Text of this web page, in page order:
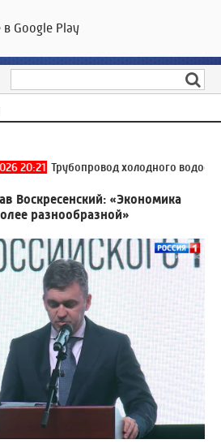
ГТРК «Ивтелерадио»
20:21 Трубопровод холодного
Воскресенский: «Экономика
разнообразной»
Google Play